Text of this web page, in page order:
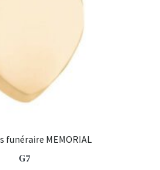
funéraire MEMORIAL
G7